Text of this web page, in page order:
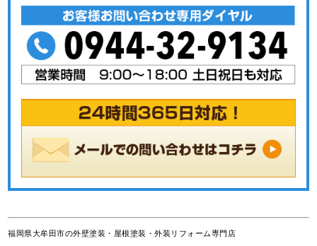
福岡県大牟田市の外壁塗装・屋根塗装・外装リフォーム専門店